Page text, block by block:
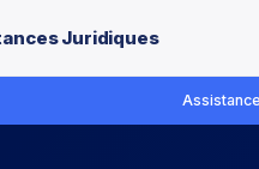
Juridiques